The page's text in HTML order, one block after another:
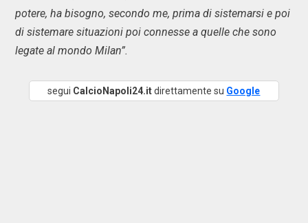
potere, ha bisogno, secondo me, prima di sistemarsi e poi
di sistemare situazioni poi connesse a quelle che sono
legate al mondo Milan”.
segui CalcioNapoli24.itdirettamente su Google